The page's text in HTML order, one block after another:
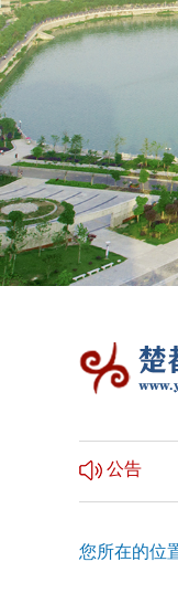
公告
民登记的公告
您所在的位